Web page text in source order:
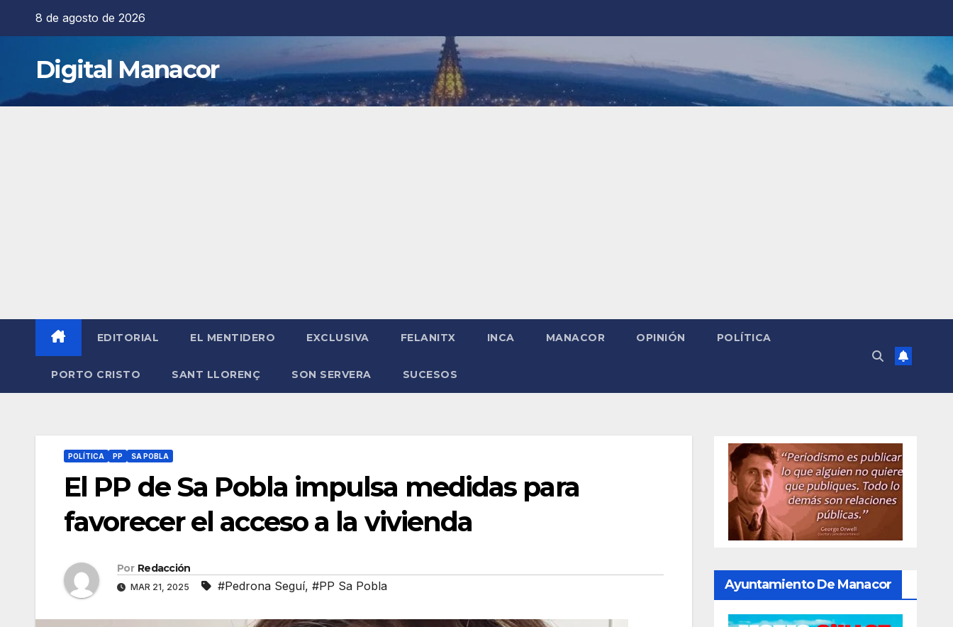
8 de agosto de 2026
Digital Manacor
EDITORIAL EL MENTIDERO EXCLUSIVA FELANITX INCA MANACOR OPINIÓN POLÍTICA
PORTO CRISTO SANT LLORENÇ SON SERVERA SUCESOS
POLÍTICA PP SA POBLA
El PP de Sa Pobla impulsa medidas para
favorecer el acceso a la vivienda
Por Redacción
MAR 21, 2025 #Pedrona Seguí, #PP Sa Pobla Ayuntamiento De Manacor